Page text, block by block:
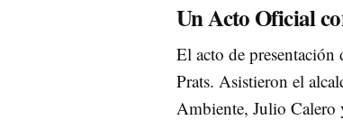
Un Acto Oficial
El acto de presentación
Prats. Asistieron el
Ambiente, Julio Calero